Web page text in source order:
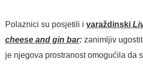
Polaznici su posjetili i varaždinski
cheese and gin bar: zanimljiv
je njegova prostranost omogućila da